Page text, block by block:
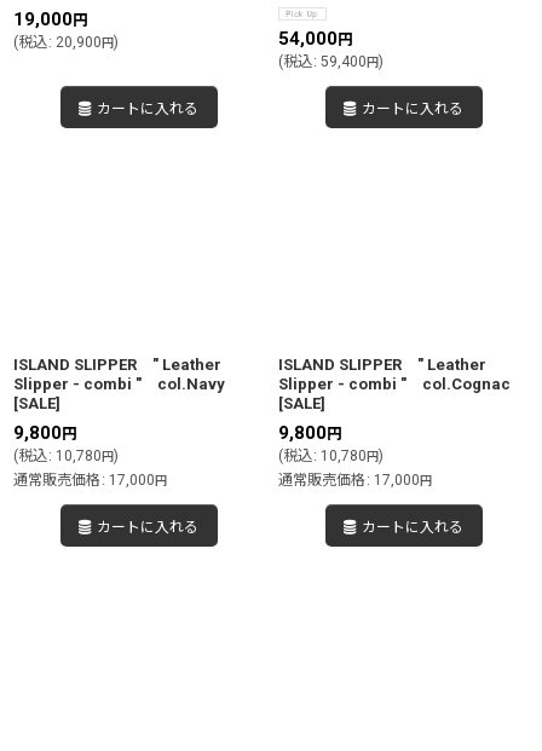
19,000円
(税込: 20,900円)
カートに入れる
54,000円
(税込: 59,400円)
カートに入れる
ISLAND SLIPPER " Leather
Slipper - combi " col.Navy
[SALE]
9,800円
(税込: 10,780円)
通常販売価格 : 17,000円
カートに入れる
ISLAND SLIPPER " Leather
Slipper - combi " col.Cognac
[SALE]
9,800円
(税込: 10,780円)
通常販売価格 : 17,000円
カートに入れる